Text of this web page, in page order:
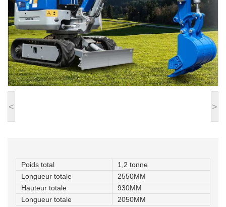
< >
Poids total
1,2 tonne
Longueur totale
2550MM
Hauteur totale
930MM
Longueur totale
2050MM